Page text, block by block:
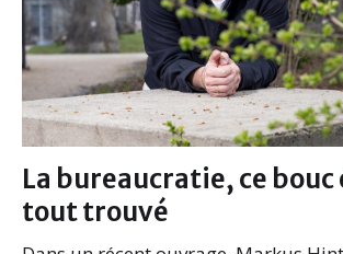
La bureaucratie, ce
tout trouvé